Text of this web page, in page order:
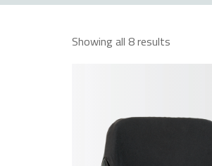
Showing all 8 results